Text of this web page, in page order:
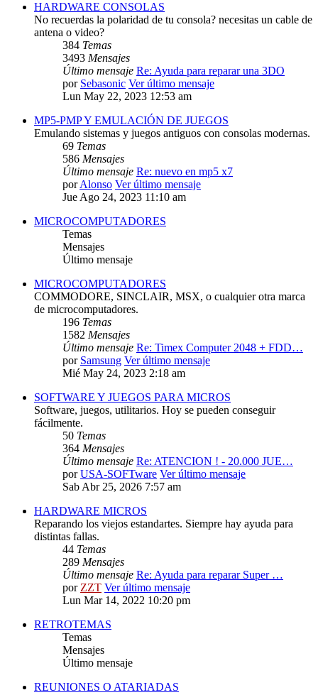
HARDWARE CONSOLAS
No recuerdas la polaridad de tu consola? necesitas un cable de
antena o video?
384 Temas
3493 Mensajes
Último mensaje Re: Ayuda para reparar una 3DO
por Sebasonic Ver último mensaje
Lun May 22, 2023 12:53 am
MP5-PMP Y EMULACIÓN DE JUEGOS
Emulando sistemas y juegos antiguos con consolas modernas.
69 Temas
586 Mensajes
Último mensaje Re: nuevo en mp5 x7
porAlonso Ver último mensaje
Jue Ago 24, 2023 11:10 am
MICROCOMPUTADORES
Temas
Mensajes
Último mensaje
MICROCOMPUTADORES
COMMODORE, SINCLAIR, MSX, o cualquier otra marca
de microcomputadores.
196 Temas
1582 Mensajes
Último mensaje Re: Timex Computer 2048 + FDD…
por Samsung Ver último mensaje
Mié May 24, 2023 2:18 am
SOFTWARE Y JUEGOS PARA MICROS
Software, juegos, utilitarios. Hoy se pueden conseguir
fácilmente.
50 Temas
364 Mensajes
Último mensaje Re: ATENCION ! - 20.000 JUE…
porUSA-SOFTware Ver último mensaje
Sab Abr 25, 2026 7:57 am
HARDWARE MICROS
Reparando los viejos estandartes. Siempre hay ayuda para
distintas fallas.
44 Temas
289 Mensajes
Último mensaje Re: Ayuda para reparar Super …
porZZT Ver último mensaje
Lun Mar 14, 2022 10:20 pm
RETROTEMAS
Temas
Mensajes
Último mensaje
REUNIONES O ATARIADAS